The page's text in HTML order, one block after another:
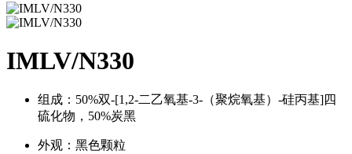
IMLV/N330
组成：50%双-[1,2-二乙氧基-3-（聚烷氧基）-硅丙基]四
硫化物，50%炭黑
外观：黑色颗粒